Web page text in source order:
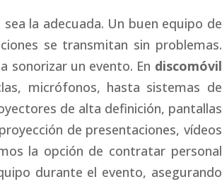
la adecuada. Un buen equipo de
se transmitan sin problemas.
sonorizar un evento. En discomóvil
micrófonos, hasta sistemas de
de alta definición, pantallas
de presentaciones, vídeos
la opción de contratar personal
durante el evento, asegurando